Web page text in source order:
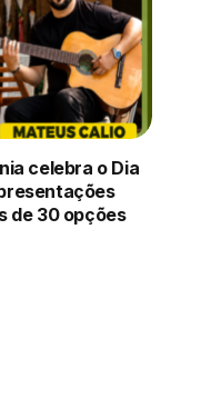
celebra o Dia
de 30 opções